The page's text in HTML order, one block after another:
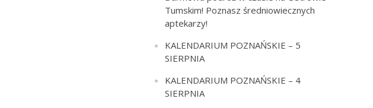
Tumskim! Poznasz średniowiecznych
aptekarzy!
KALENDARIUM POZNAŃSKIE – 5
SIERPNIA
KALENDARIUM POZNAŃSKIE – 4
SIERPNIA